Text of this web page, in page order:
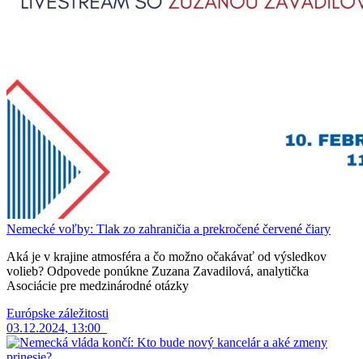
Nemecké voľby: Tlak zo zahraničia a prekročené červené čiary
Aká je v krajine atmosféra a čo možno očakávať od výsledkov
volieb? Odpovede ponúkne Zuzana Zavadilová, analytička
Asociácie pre medzinárodné otázky
Európske záležitosti
03.12.2024, 13:00